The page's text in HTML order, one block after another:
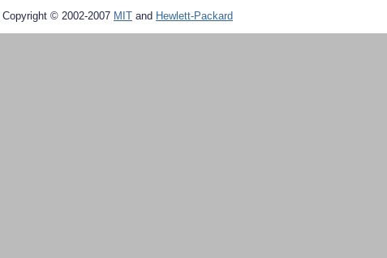
Copyright © 2002-2007 MIT and Hewlett-Packard